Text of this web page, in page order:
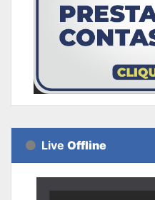
Live Offline